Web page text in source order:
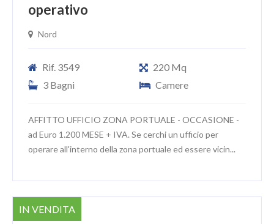
operativo
Nord
Rif. 3549
220 Mq
3 Bagni
Camere
AFFITTO UFFICIO ZONA PORTUALE - OCCASIONE -
ad Euro 1.200 MESE + IVA. Se cerchi un ufficio per
operare all'interno della zona portuale ed essere vicin...
IN VENDITA